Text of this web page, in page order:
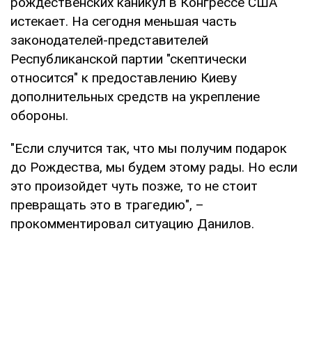
истекает. На сегодня меньшая часть
законодателей-представителей
Республиканской партии "скептически
относится" к предоставлению Киеву
дополнительных средств на укрепление
обороны.
"Если случится так, что мы получим подарок
до Рождества, мы будем этому рады. Но если
это произойдет чуть позже, то не стоит
превращать это в трагедию", –
прокомментировал ситуацию Данилов.